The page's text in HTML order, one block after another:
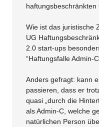
haftungsbeschränkten
Wie ist das juristische
UG
2.0 start-ups
“Haftungsfalle Admin-
Anders gefragt: kann
passieren, dass er
quasi „durch die
als Admin-C, welche
natürlichen Person